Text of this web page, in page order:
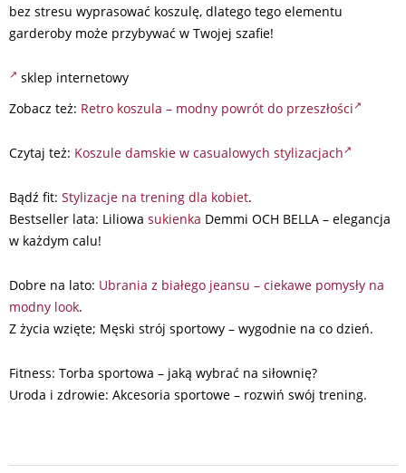
bez stresu wyprasować koszulę, dlatego tego elementu
garderoby może przybywać w Twojej szafie!
sklep internetowy
Zobacz też: Retro koszula – modny powrót do przeszłości
Czytaj też: Koszule damskie w casualowych stylizacjach
Bądź fit: Stylizacje na trening dla kobiet.
Bestseller lata: Liliowa sukienka Demmi OCH BELLA – elegancja
w każdym calu!
Dobre na lato: Ubrania z białego jeansu – ciekawe pomysły na
modny look.
Z życia wzięte; Męski strój sportowy – wygodnie na co dzień.
Fitness: Torba sportowa – jaką wybrać na siłownię?
Uroda i zdrowie: Akcesoria sportowe – rozwiń swój trening.